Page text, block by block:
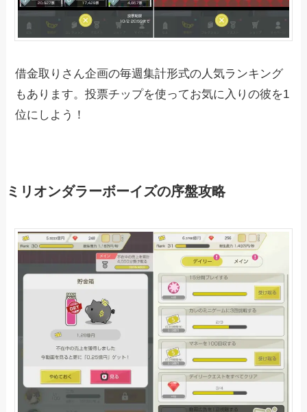
借金取りさん企画の毎週集計形式の人気ランキング
もあります。投票チップを使ってお気に入りの彼を1
位にしよう！
ミリオンダラーボーイズの序盤攻略